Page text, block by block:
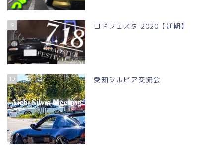
9 ロドフェスタ 2020【延期】
10 愛知シルビア交流会